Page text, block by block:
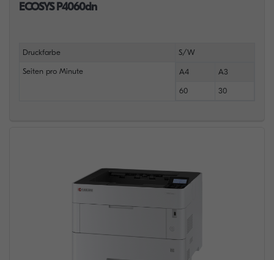
ECOSYS P4060dn
Druckfarbe S/W
Seiten pro Minute A4 A3
60 30